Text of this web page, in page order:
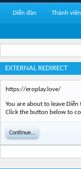
EXTERNAL REDIRECT
https://eroplay.love/
You are about to leave
Click the button below to
Continue...
Diễn đàn Thành viên